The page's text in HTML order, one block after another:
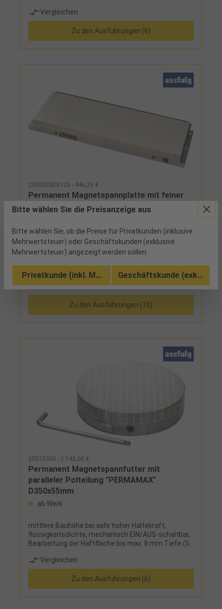
können spannungsfrei und schnell gespannt
werden, Rundum- Bearbeitung, zentrische
Durchgangsbohrung kann eingearbeitet werden,
geringe Eindringtiefe der Magnetkraft (ca.10 mm),
da flaches MagnetfeldHinweis:- Das Maß C ist eine
Vergleichen
Zu den Ausführungen (6)
25505250X125 - 446,25 €
Permanent Magnetspannplatte mit feiner
Polteilung MICROFINE für Schleifarbeiten
ab Werk
niedrige Bauhöhe bei hoher Haltekraft, Bearbeitung
Werkstücke können spannungsfrei und schnell
gespannt werden, Fünf-Seiten-Bearbeitung, geringe
Eindringtiefe der Magnetkraft, da flaches
Magnetfeld durch kleine PolteilungHinweis:Das Maß
C ist eine Zirkaangabe.
Vergleichen
Zu den Ausführungen (10)
25515350 - 2.142,00 €
Permanent Magnetspannfutter mit
paralleler Polteilung "PERMAMAX"
D350x55mm
ab Werk
mittlere Bauhöhe bei sehr hoher Haltekraft,
flüssigkeitsdichte, mechanisch EIN/AUS-schaltbar,
Bearbeitung der Haftfläche bis max. 8 mm Tiefe (5
spannungsfrei und schnell gespannt werden,
Rundum-Bearbeitung, geringe Eindringtiefe der
Magnetkraft (ca. 10 mm), da flaches Magnetfeld
Vergleichen
Zu den Ausführungen (6)
Bitte wählen Sie die Preisanzeige aus
Bitte wählen Sie, ob die Preise für Privatkunden (inklusive
Mehrwertsteuer) oder Geschäftskunden (exklusive
Mehrwertsteuer) angezeigt werden sollen.
Privatkunde (inkl. MwSt.) Geschäftskunde (exkl.